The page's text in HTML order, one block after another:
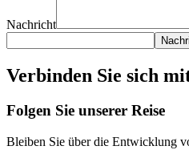
Nachricht
Verbinden Sie sich
Folgen Sie unserer Reise
Bleiben Sie über die Entwicklung